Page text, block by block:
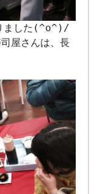
ました(^o^)/
屋さんは、長